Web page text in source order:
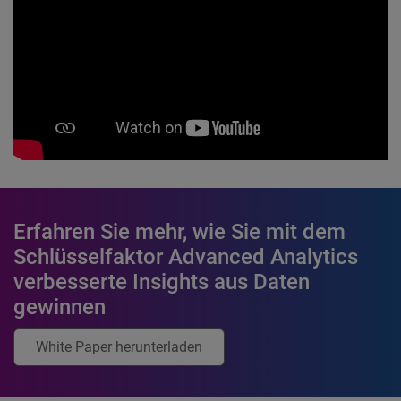
Erfahren Sie mehr, wie Sie mit dem
Schlüsselfaktor Advanced Analytics
verbesserte Insights aus Daten
gewinnen
White Paper herunterladen